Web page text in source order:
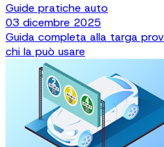
Guide pratiche auto
03 dicembre 2025
Guida completa alla targa
chi la può usare